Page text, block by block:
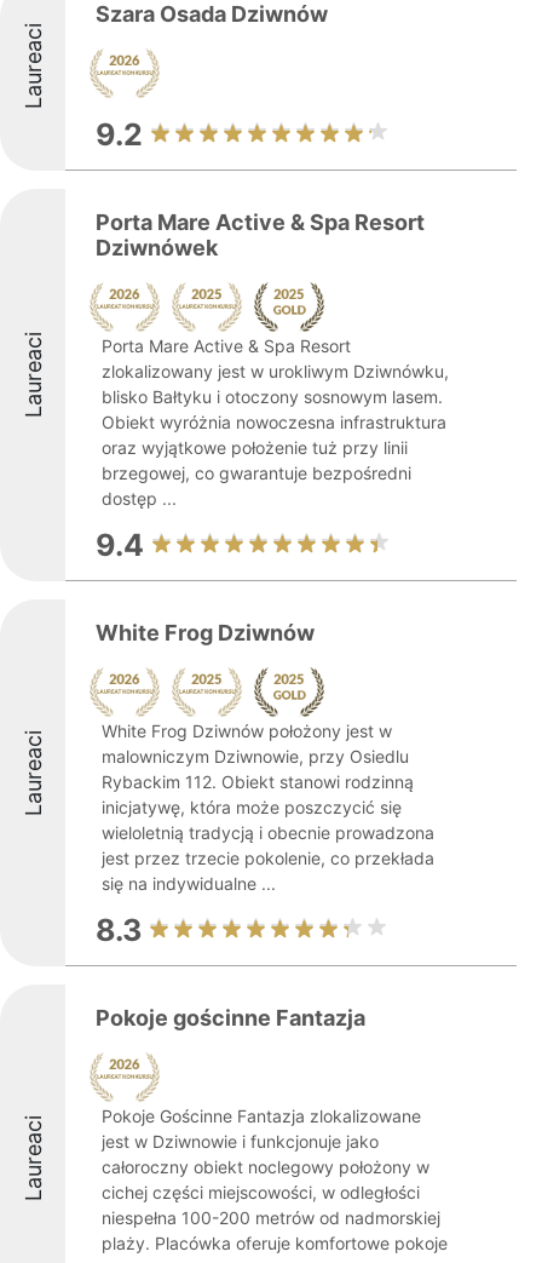
Laureaci
Szara Osada Dziwnów
9.2
Laureaci
Porta Mare Active & Spa Resort
Dziwnówek
Porta Mare Active & Spa Resort
zlokalizowany jest w urokliwym Dziwnówku,
blisko Bałtyku i otoczony sosnowym lasem.
Obiekt wyróżnia nowoczesna infrastruktura
oraz wyjątkowe położenie tuż przy linii
brzegowej, co gwarantuje bezpośredni
dostęp ...
9.4
Laureaci
White Frog Dziwnów
White Frog Dziwnów położony jest w
malowniczym Dziwnowie, przy Osiedlu
Rybackim 112. Obiekt stanowi rodzinną
inicjatywę, która może poszczycić się
wieloletnią tradycją i obecnie prowadzona
jest przez trzecie pokolenie, co przekłada
się na indywidualne ...
8.3
Laureaci
Pokoje gościnne Fantazja
Pokoje Gościnne Fantazja zlokalizowane
jest w Dziwnowie i funkcjonuje jako
całoroczny obiekt noclegowy położony w
cichej części miejscowości, w odległości
niespełna 100-200 metrów od nadmorskiej
plaży. Placówka oferuje komfortowe pokoje